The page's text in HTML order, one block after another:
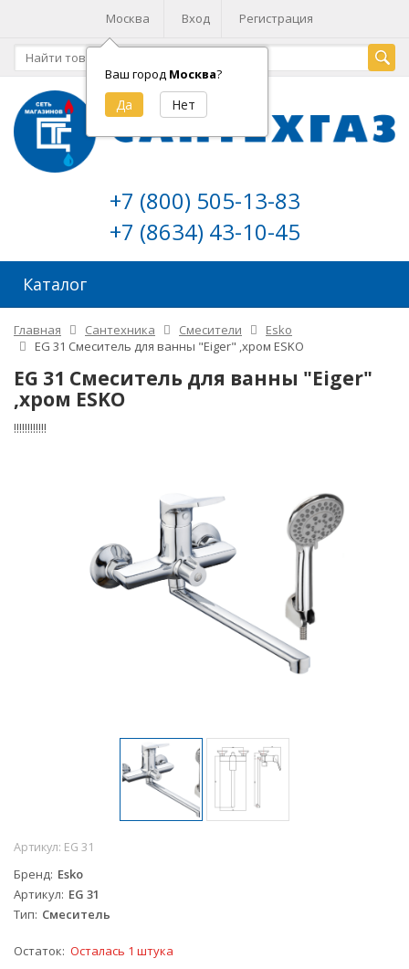
Москва
Ваш город Москва?
Вход Регистрация
+7 (800) 505-13-83
+7 (8634) 43-10-45
Каталог
Главная Сантехника Смесители
Esko
EG 31 Смеситель для ванны "Eiger" ,хром ESKO
EG 31 Смеситель для ванны "Eiger"
,хром ESKO
!!!!!!!!!!!!
Артикул: EG 31
Бренд Esko
Артикул EG 31
Тип Смеситель
Остаток: Осталась 1 штука